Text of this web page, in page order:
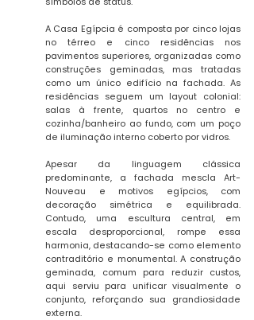
A Casa Egípcia é composta por cinco lojas
no térreo e cinco residências nos
pavimentos superiores, organizadas como
construções geminadas, mas tratadas
como um único edifício na fachada. As
residências seguem um layout colonial:
salas à frente, quartos no centro e
cozinha/banheiro ao fundo, com um poço
de iluminação interno coberto por vidros.
Apesar da linguagem clássica
predominante, a fachada mescla Art-
Nouveau e motivos egípcios, com
decoração simétrica e equilibrada.
Contudo, uma escultura central, em
escala desproporcional, rompe essa
harmonia, destacando-se como elemento
contraditório e monumental. A construção
geminada, comum para reduzir custos,
aqui serviu para unificar visualmente o
conjunto, reforçando sua grandiosidade
externa.